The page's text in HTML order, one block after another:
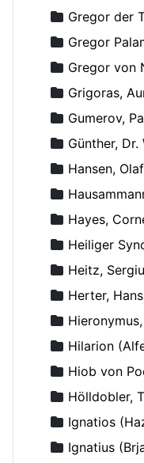
Gregor der
Gregor
Gregor von
Grigoras,
Gumerov,
Günther, Dr.
Hansen, Olaf
Hayes,
Heiliger
Heitz,
Herter,
Hilarion
Hiob von
Hölldobler,
Ignatios
Ignatius